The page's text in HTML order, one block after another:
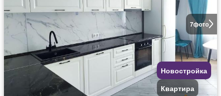
7фото
Новостройка
Квартира